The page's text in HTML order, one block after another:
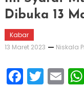
Dibuka 13
Kabar
13 Maret 2023
Niskala